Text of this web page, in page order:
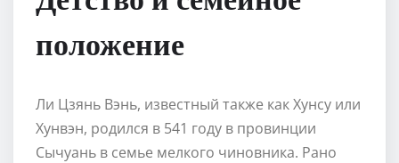
положение
Ли Цзянь Вэнь, известный также как Хунсу или
Хунвэн, родился в 541 году в провинции
Сычуань в семье мелкого чиновника. Рано